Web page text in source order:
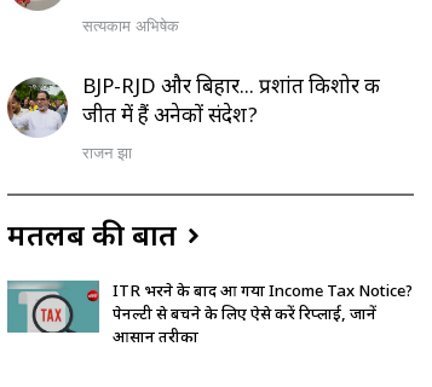
सत्यकाम अभिषेक
BJP-RJD और बिहार... प्रशांत किशोर की
जीत में हैं अनेकों संदेश?
राजन झा
मतलब की बात
ITR भरने के बाद आ गया Income Tax Notice?
पेनल्टी से बचने के लिए ऐसे करें रिप्लाई, जानें
आसान तरीका